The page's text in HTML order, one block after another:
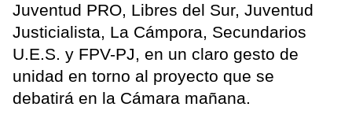
Juventud PRO, Libres del Sur, Juventud
Justicialista, La Cámpora, Secundarios
U.E.S. y FPV-PJ, en un claro gesto de
unidad en torno al proyecto que se
debatirá en la Cámara mañana.